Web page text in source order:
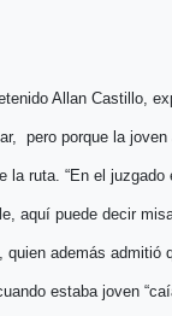
Allan Castillo,
pero porque la
la ruta. “En el
aquí puede decir
quien además admitió
estaba joven